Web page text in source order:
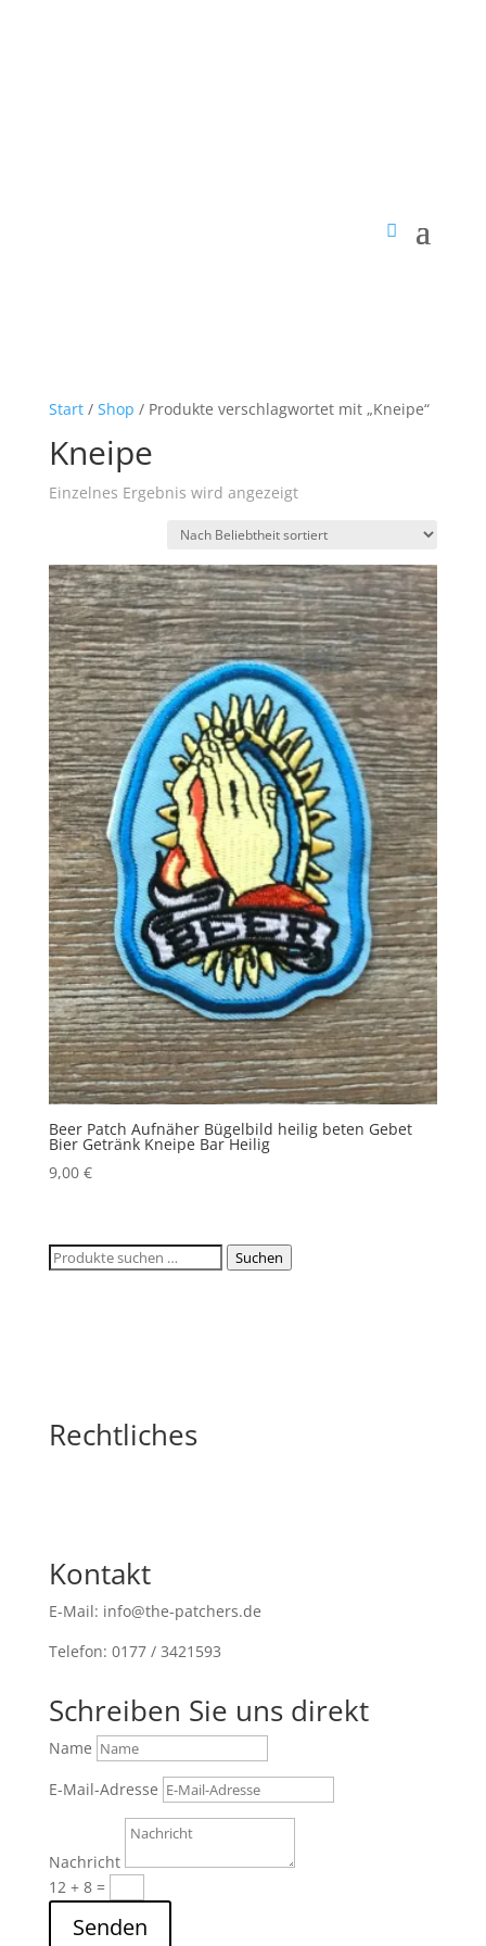
Start/ Shop / Produkte verschlagwortet mit „Kneipe“
Kneipe
Einzelnes Ergebnis wird angezeigt
Beer Patch Aufnäher Bügelbild heilig beten Gebet
Bier Getränk Kneipe Bar Heilig
9,00 €
Suchen
Suchen
Rechtliches
Kontakt
E-Mail: info@the-patchers.de
Telefon: 0177 / 3421593
Schreiben Sie uns direkt
Name
E-Mail-Adresse
Nachricht
12 + 8=
Senden